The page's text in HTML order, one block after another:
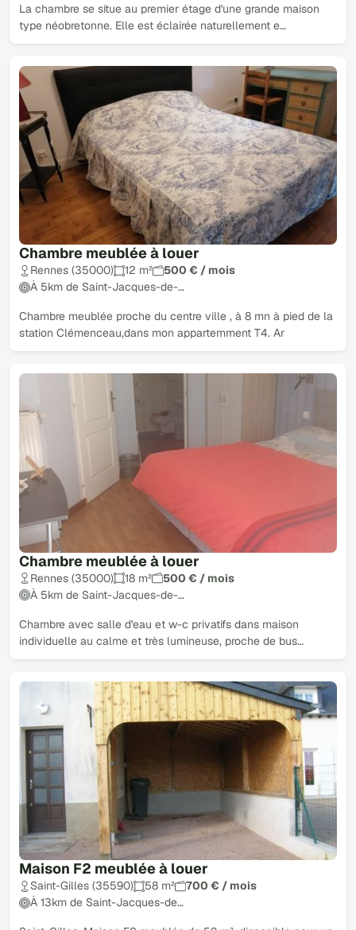
La chambre se situe au premier étage d'une grande maison
type néobretonne. Elle est éclairée naturellement e…
Chambre meublée à louer
Rennes (35000) 12 m²
500 € / mois
À 5km de Saint-Jacques-de-…
Chambre meublée proche du centre ville , à 8 mn à pied de la
station Clémenceau,dans mon appartemment T4. Ar
Chambre meublée à louer
Rennes (35000) 18 m²
500 € / mois
À 5km de Saint-Jacques-de-…
Chambre avec salle d'eau et w-c privatifs dans maison
individuelle au calme et très lumineuse, proche de bus…
Maison F2 meublée à louer
Saint-Gilles (35590) 58 m²
700 € / mois
À 13km de Saint-Jacques-de…